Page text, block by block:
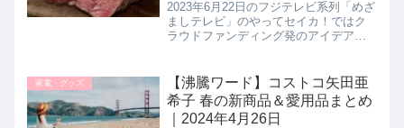
カ｜6月22日
2023年6月22日のフジテレビ系列「めざ
ましテレビ」のやってセイカ！ではク
ラウドファンディング発のアイデアグ
GRILL(マジックグリル)】を井上清華キ
ャスターが調査...
家電・グッズ
【沸騰ワード】コストコ矢田亜
希子 春の新商品＆愛用品まとめ
｜2024年4月26日